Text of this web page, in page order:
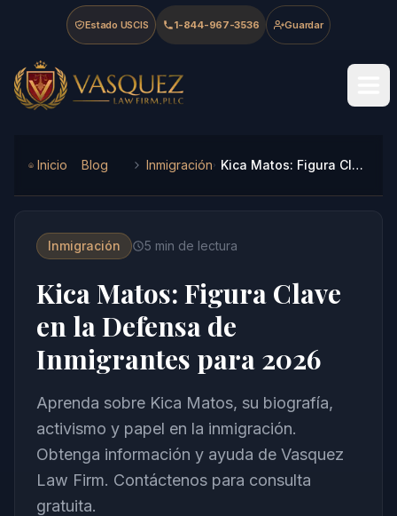
Skip to main content
Skip to navigation
Skip to footer
Estado USCIS 1-844-967-3536 Guardar
Vasquez Law Firm - Home
Inicio Blog Inmigración Kica Matos: Figura Clave en la Defensa de Inmigrantes para 2026
Inmigración 5 min de lectura
Kica Matos: Figura Clave
en la Defensa de
Inmigrantes para 2026
Aprenda sobre Kica Matos, su biografía,
activismo y papel en la inmigración.
Obtenga información y ayuda de Vasquez
Law Firm. Contáctenos para consulta
gratuita.